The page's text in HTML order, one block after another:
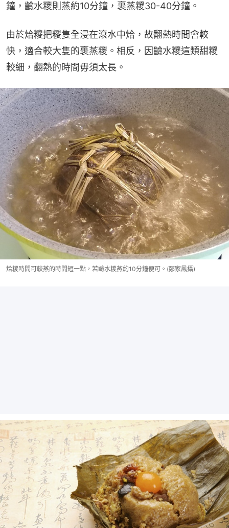
鐘，䶨水糭則蒸約10分鐘，裹蒸糭30-40分鐘。
由於烚糭把糭隻全浸在滾水中烚，故翻熱時間會較
快，適合較大隻的裹蒸糭。相反，因䶨水糭這類甜糭
較細，翻熱的時間毋須太長。
烚糭時間可較蒸的時間短一點，若䶨水糭蒸約10分鐘便可。(鄒家鳳攝)